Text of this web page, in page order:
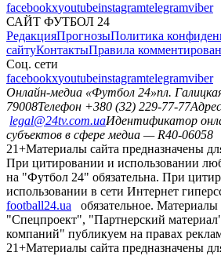
facebookxyoutubeinstagramtelegramviber
САЙТ ФУТБОЛ 24
РедакцияПрогнозыПолитика
сайтуКонтактыПравила
Соц. сети
facebookxyoutubeinstagramtelegramviber
Онлайн-медиа «Футбол 24»пл.
79008Телефон +380 (32) 229-77-77
legal@24tv.com.uaИдентификатор
субъектов в сфере медиа — R40-06058
21+Материалы сайта предназначены
При цитировании и использовании
на "Футбол 24" обязательна. При
использовании в сети Интернет
football24.ua
обязательное. Материалы
"Спецпроект", "Партнерский
компаний" публикуем на правах
21+Материалы сайта предназначены